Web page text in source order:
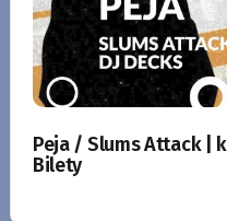
Peja / Slums Attack |
Bilety